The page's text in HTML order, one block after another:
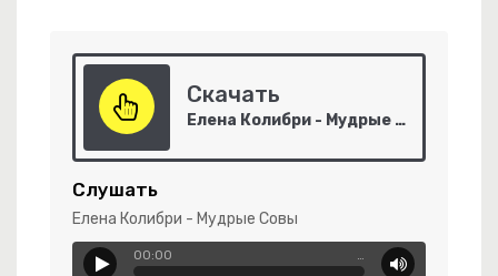
Скачать
Елена Колибри - Мудрые Совы
Слушать
Елена Колибри - Мудрые Совы
00:00 …